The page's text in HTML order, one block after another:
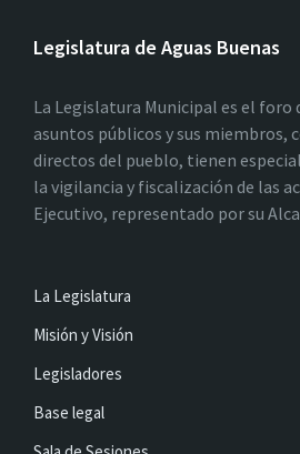
Legislatura de Aguas Buenas
La Legislatura Municipal es el foro
asuntos públicos y sus miembros,
directos del pueblo, tienen
la vigilancia y fiscalización de las
Ejecutivo, representado por su
La Legislatura
Misión y Visión
Legisladores
Base legal